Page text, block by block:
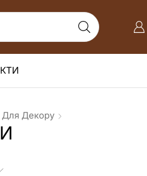
Для Декору